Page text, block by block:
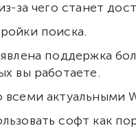
за чего станет
поиска.
поддержка
вы работаете.
актуальными
софт как